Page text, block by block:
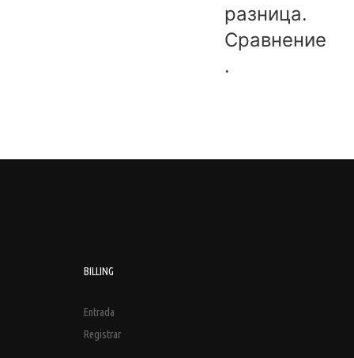
разница.
Сравнение
.
BILLING
Entrada
Registrar